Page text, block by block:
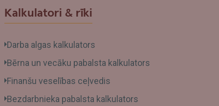
Kalkulatori & rīki
Darba algas kalkulators
Bērna un vecāku pabalsta kalkulators
Finanšu veselības ceļvedis
Bezdarbnieka pabalsta kalkulators